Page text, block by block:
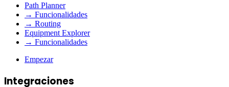
Path Planner
→ Funcionalidades
→ Routing
Equipment Explorer
→ Funcionalidades
Empezar
Integraciones